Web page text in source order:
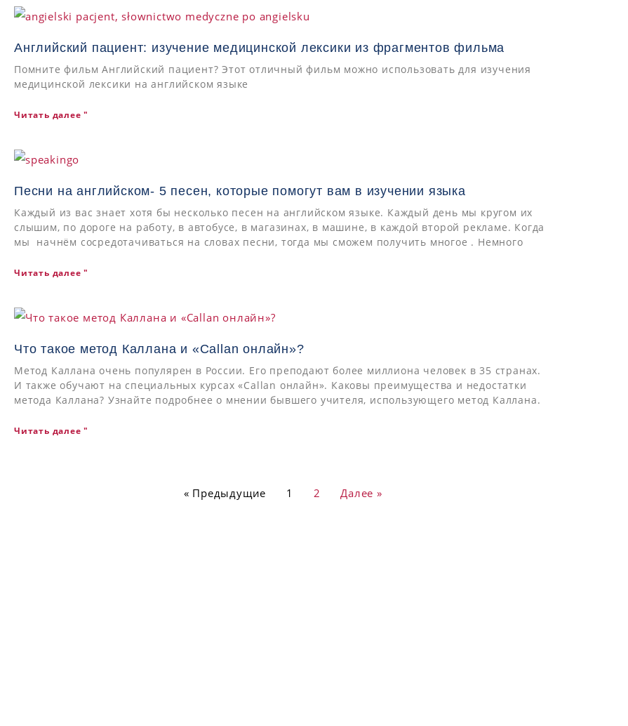
Английский пациент: изучение медицинской лексики из фрагментов фильма
Помните фильм Английский пациент? Этот отличный фильм можно использовать для изучения
медицинской лексики на английском языке
Читать далее "
Песни на английском- 5 песен, которые помогут вам в изучении языка
Каждый из вас знает хотя бы несколько песен на английском языке. Каждый день мы кругом их
слышим, по дороге на работу, в автобусе, в магазинах, в машине, в каждой второй рекламе. Когда
мы начнём сосредотачиваться на словах песни, тогда мы сможем получить многое . Немного
Читать далее "
Что такое метод Каллана и «Callan онлайн»?
Метод Каллана очень популярен в России. Его преподают более миллиона человек в 35 странах.
И также обучают на специальных курсах «Callan онлайн». Каковы преимущества и недостатки
метода Каллана? Узнайте подробнее о мнении бывшего учителя, использующего метод Каллана.
Читать далее "
« Предыдущие 1 2 Далее »